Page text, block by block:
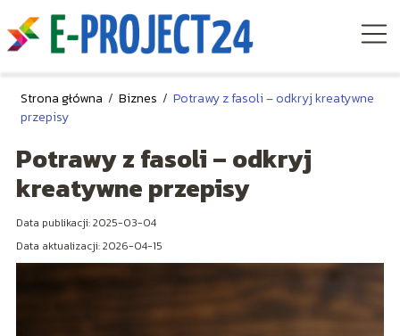
Strona główna / Biznes / Potrawy z fasoli – odkryj kreatywne
przepisy
Potrawy z fasoli – odkryj
kreatywne przepisy
Data publikacji: 2025-03-04
Data aktualizacji: 2026-04-15